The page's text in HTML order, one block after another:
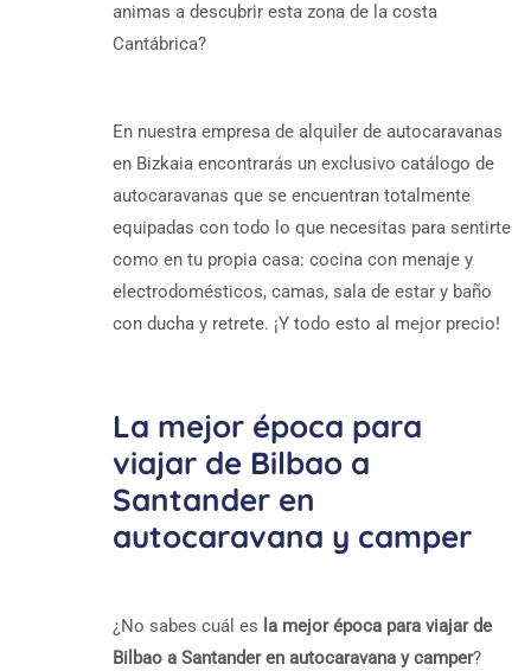
animas a descubrir esta zona de la costa
Cantábrica?
En nuestra empresa de alquiler de autocaravanas
en Bizkaia encontrarás un exclusivo catálogo de
autocaravanas que se encuentran totalmente
equipadas con todo lo que necesitas para sentirte
como en tu propia casa: cocina con menaje y
electrodomésticos, camas, sala de estar y baño
con ducha y retrete. ¡Y todo esto al mejor precio!
La mejor época para
viajar de Bilbao a
Santander en
autocaravana y camper
¿No sabes cuál es la mejor época para viajar de
Bilbao a Santander en autocaravana y camper?